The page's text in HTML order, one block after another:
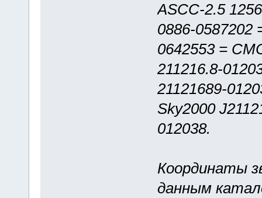
ASCC-2.5
0886-0587202
0642553 =
211216.8-
21121689-
Sky2000
012038.
Координаты
данным